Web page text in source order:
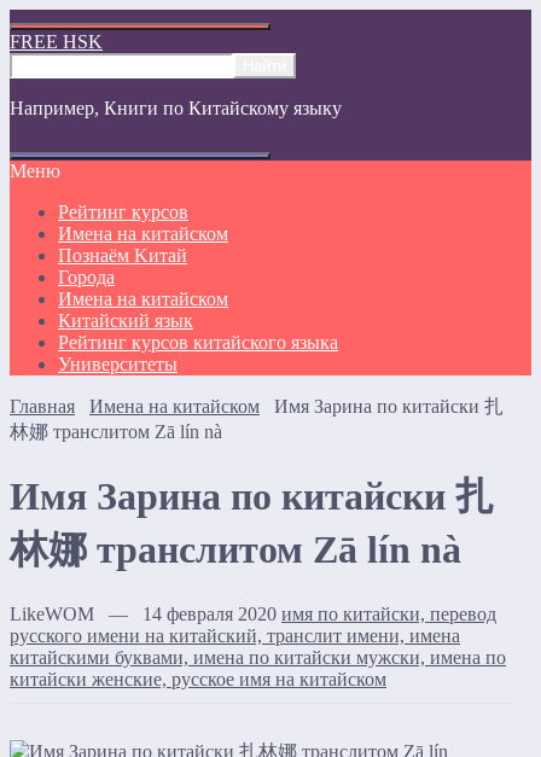
FREE HSK
Например, Книги по Китайскому языку
Меню
Рейтинг курсов
Имена на китайском
Познаём Kитай
Города
Имена на китайском
Китайский язык
Рейтинг курсов китайского языка
Университеты
Главная Имена на китайском
Имя Зарина по китайски 扎
林娜 транслитом Zā lín nà
Имя Зарина по китайски 扎
林娜 транслитом Zā lín nà
LikeWOM — 14 февраля 2020 имя по китайски, перевод
русского имени на китайский, транслит имени, имена
китайскими буквами, имена по китайски мужски, имена по
китайски женские, русское имя на китайском